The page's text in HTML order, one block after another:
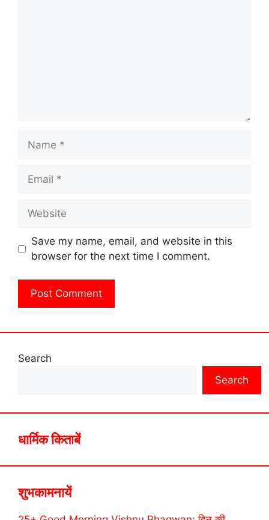
Name
Email
Website
Save my name, email, and website in this
browser for the next time I comment.
Search
Search
धार्मिक किताबें
शुभकामनायें